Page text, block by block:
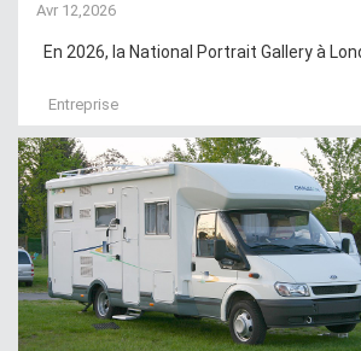
Avr 12,2026
En 2026, la National Portrait Gallery à
Entreprise